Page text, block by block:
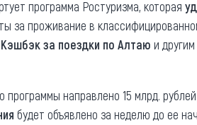
программа Ростуризма, которая
за проживание в
Кэшбэк за поездки по Алтаю и
программы направлено 15 млрд.
будет объявлено за неделю до ее